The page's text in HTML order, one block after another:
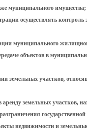
муниципального имущества;
осуществлять контроль
муниципального
объектов в
земельных участков,
аренду земельных участков,
недвижимости и